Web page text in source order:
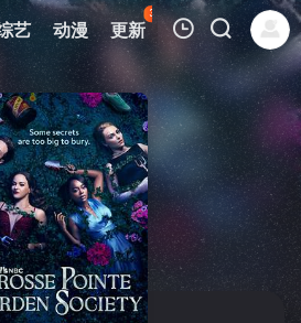
艺 动漫 更新
38
热榜 APP
录
看影片的记录